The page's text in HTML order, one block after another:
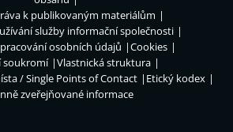
k publikovaným materiálům
služby informační společnosti
osobních údajů
Cookies
soukromí
Vlastnická struktura
/ Single Points of Contact
Etický kodex
zveřejňované informace